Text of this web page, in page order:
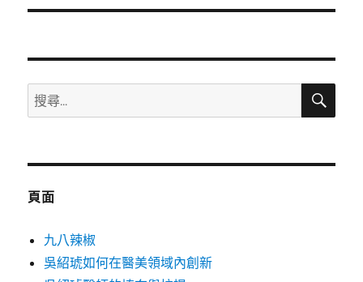
文
搜
尋
鍵
搜
頁面
九八辣椒
吳紹琥如何在醫美領域內創新